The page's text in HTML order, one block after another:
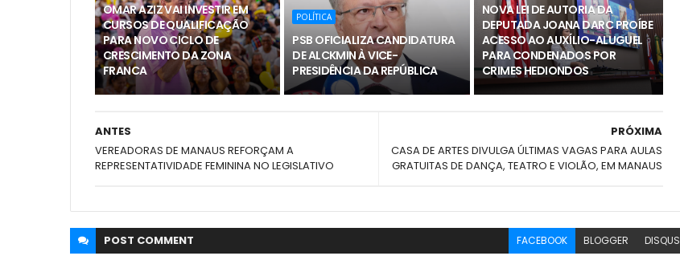
OMAR AZIZ VAI INVESTIR EM
CURSOS DE QUALIFICAÇÃO
PARA NOVO CICLO DE
CRESCIMENTO DA ZONA
FRANCA
POLÍTICA
PSB OFICIALIZA CANDIDATURA
DE ALCKMIN À VICE-
PRESIDÊNCIA DA REPÚBLICA
NOVA LEI DE AUTORIA DA
DEPUTADA JOANA DARC PROÍBE
ACESSO AO AUXÍLIO-ALUGUEL
PARA CONDENADOS POR
CRIMES HEDIONDOS
PRÓXIMA
CASA DE ARTES DIVULGA ÚLTIMAS VAGAS PARA AULAS
GRATUITAS DE DANÇA, TEATRO E VIOLÃO, EM MANAUS
ANTES
VEREADORAS DE MANAUS REFORÇAM A
REPRESENTATIVIDADE FEMININA NO LEGISLATIVO
POST COMMENT FACEBOOK BLOGGER DISQUS